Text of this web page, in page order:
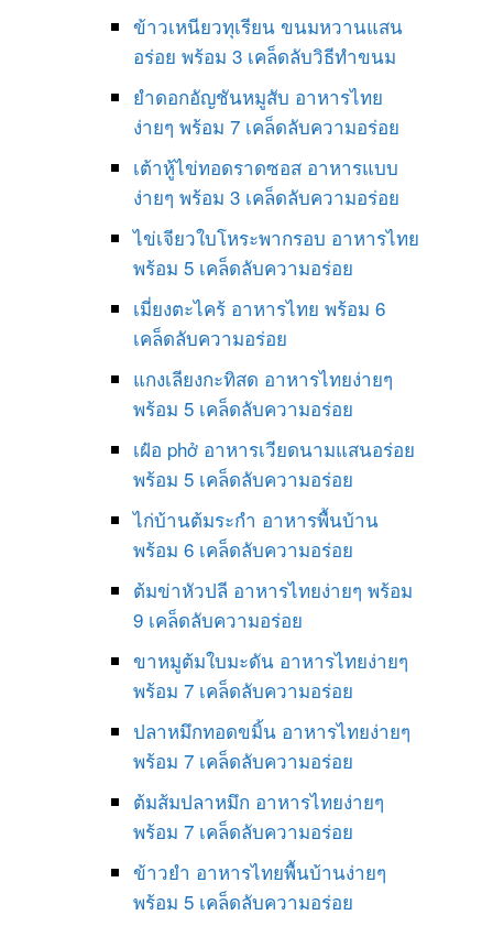
ข้าวเหนียวทุเรียน ขนมหวานแสน
อร่อย พร้อม 3 เคล็ดลับวิธีทำขนม
ยำดอกอัญชันหมูสับ อาหารไทย
ง่ายๆ พร้อม 7 เคล็ดลับความอร่อย
เต้าหู้ไข่ทอดราดซอส อาหารแบบ
ง่ายๆ พร้อม 3 เคล็ดลับความอร่อย
ไข่เจียวใบโหระพากรอบ อาหารไทย
พร้อม 5 เคล็ดลับความอร่อย
เมี่ยงตะไคร้ อาหารไทย พร้อม 6
เคล็ดลับความอร่อย
แกงเลียงกะทิสด อาหารไทยง่ายๆ
พร้อม 5 เคล็ดลับความอร่อย
เฝ๋อ phở อาหารเวียดนามแสนอร่อย
พร้อม 5 เคล็ดลับความอร่อย
ไก่บ้านต้มระกำ อาหารพื้นบ้าน
พร้อม 6 เคล็ดลับความอร่อย
ต้มข่าหัวปลี อาหารไทยง่ายๆ พร้อม
9 เคล็ดลับความอร่อย
ขาหมูต้มใบมะดัน อาหารไทยง่ายๆ
พร้อม 7 เคล็ดลับความอร่อย
ปลาหมึกทอดขมิ้น อาหารไทยง่ายๆ
พร้อม 7 เคล็ดลับความอร่อย
ต้มส้มปลาหมึก อาหารไทยง่ายๆ
พร้อม 7 เคล็ดลับความอร่อย
ข้าวยำ อาหารไทยพื้นบ้านง่ายๆ
พร้อม 5 เคล็ดลับความอร่อย